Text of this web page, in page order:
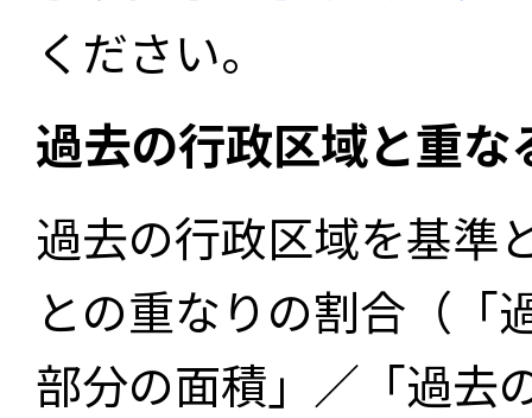
ください。
過去の行政区域と重
過去の行政区域を基準
との重なりの割合（「
部分の面積」／「過去